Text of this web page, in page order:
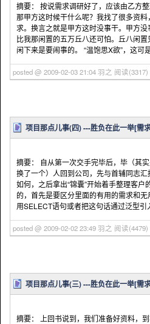
摘要： 按说需求调研好了，应该由乙方
那甲方这时候干什么呢？我找了很多资
求。换言之就是甲方这时没事干。甲方没
比我那闲置的五万丘八还可怕。丘八闲
闲下来是要闹事的。 “温饱思X欲”，这可
posted @ 2009-02-03 21:04 羽之 阅读(3317)
项目那点儿事(四) ---胜负在此一举[需
摘要： 自从第一次交手完毕后，毕（其
换了一个）人回到公司，先与首辅同志
如何，之后拿出“锦囊”开始着手整理客
的，首先是要区分里面的有用的需求和
用SELECT语句或者把这句话通过泛型引
posted @ 2009-02-02 23:49 羽之 阅读(4479)
项目那点儿事(三) ---胜负在此一举[需
摘要： 上回书说到，我们准备好资料，